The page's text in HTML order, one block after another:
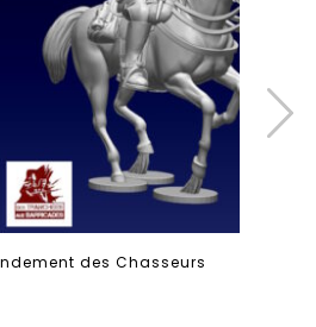
des Chasseurs